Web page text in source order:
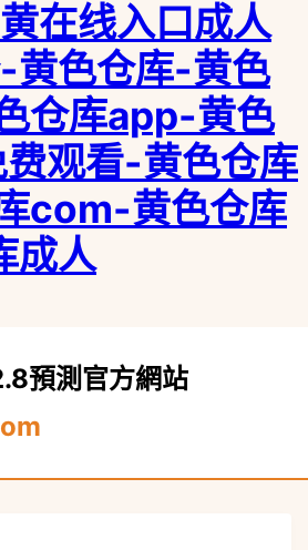
在线入口成人
黄色仓库-黄色
仓库app-黄色
观看-黄色仓库
com-黄色仓库
成人
預測官方網站